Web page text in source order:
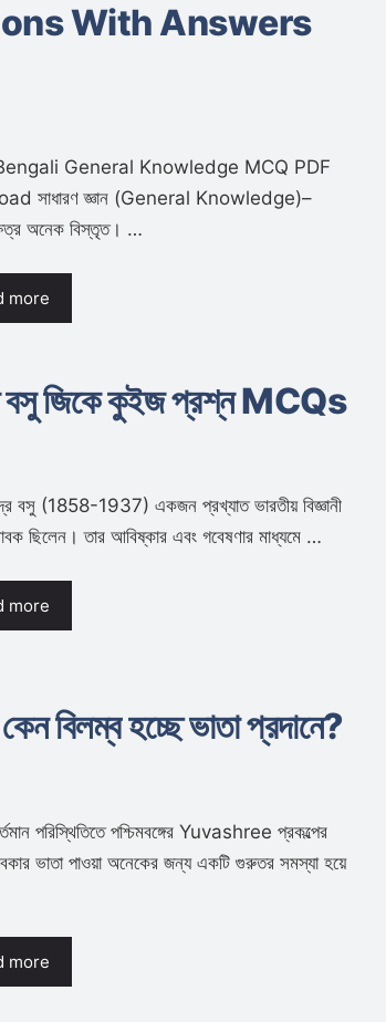
With Answers
General Knowledge MCQ PDF
সাধারণ জ্ঞান (General Knowledge)–
অনেক বিস্তৃত। …
more
বসু জিকে কুইজ প্রশ্ন MCQs
বসু (1858-1937) একজন প্রখ্যাত ভারতীয় বিজ্ঞানী
ছিলেন। তার আবিষ্কার এবং গবেষণার মাধ্যমে …
more
হচ্ছে ভাতা প্রদানে?
পরিস্থিতিতে পশ্চিমবঙ্গের Yuvashree প্রকল্পের
ভাতা পাওয়া অনেকের জন্য একটি গুরুতর সমস্যা হয়ে
more